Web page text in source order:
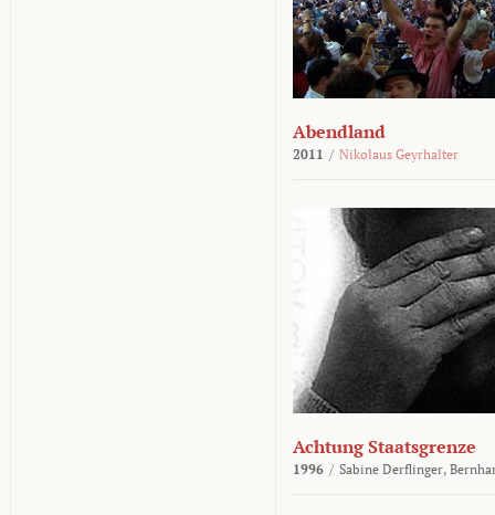
Abendland
2011 / Nikolaus Geyrhalter
Achtung Staatsgrenze
1996 / Sabine Derflinger,